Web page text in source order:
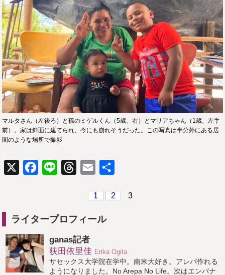
マルタさん（左後ろ）と孫のミゲルくん（5歳、右）とマリアちゃん（1歳、左手
前）。家は斜面に建てられ、今にも崩れそうだった。この写真は半分外にある居
間のような場所で撮影
X Facebook
Line ThreadsEmail
1
2 3
ライタープロフィール
ganas記者
荻田依里佳 Erika Ogita
サセックス大学院在学中。南米大好き。アレパ作れる
ようになりました。No Arepa No Life。次はエンパナ